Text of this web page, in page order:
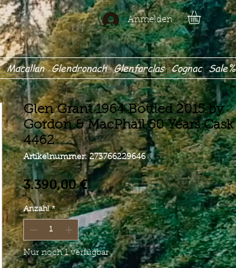
Anmelden
Macallan Glendronach Glenfarclas Cognac Sale%
Glen Grant 1964 Bottled 2015 by
Gordon & MacPhail 50 Years Cask
4462
Artikelnummer: 273766229646
3.390,00 €Preis
Anzahl *
Nur noch 1 verfügbar